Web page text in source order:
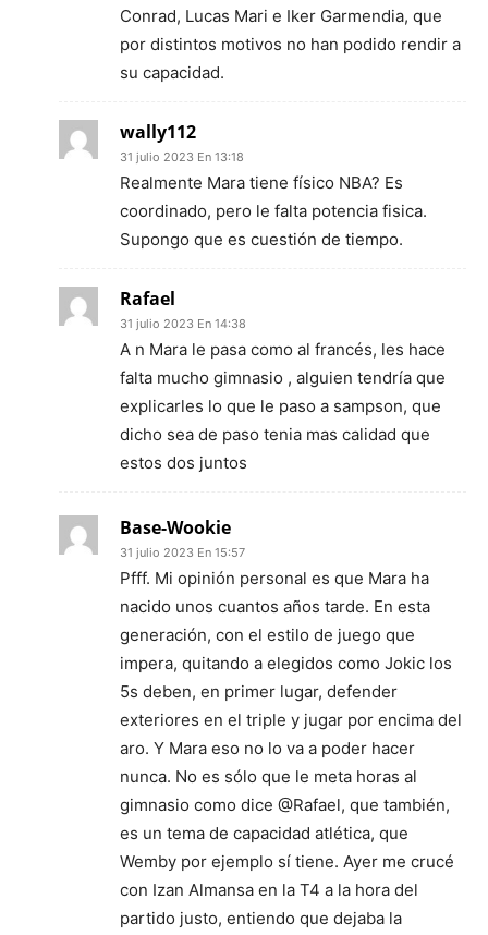
Conrad, Lucas Mari e Iker Garmendia, que
por distintos motivos no han podido rendir a
su capacidad.
wally112
31 julio 2023 En 13:18
Realmente Mara tiene físico NBA? Es
coordinado, pero le falta potencia fisica.
Supongo que es cuestión de tiempo.
Rafael
31 julio 2023 En 14:38
A n Mara le pasa como al francés, les hace
falta mucho gimnasio , alguien tendría que
explicarles lo que le paso a sampson, que
dicho sea de paso tenia mas calidad que
estos dos juntos
Base-Wookie
31 julio 2023 En 15:57
Pfff. Mi opinión personal es que Mara ha
nacido unos cuantos años tarde. En esta
generación, con el estilo de juego que
impera, quitando a elegidos como Jokic los
5s deben, en primer lugar, defender
exteriores en el triple y jugar por encima del
aro. Y Mara eso no lo va a poder hacer
nunca. No es sólo que le meta horas al
gimnasio como dice @Rafael, que también,
es un tema de capacidad atlética, que
Wemby por ejemplo sí tiene. Ayer me crucé
con Izan Almansa en la T4 a la hora del
partido justo, entiendo que dejaba la